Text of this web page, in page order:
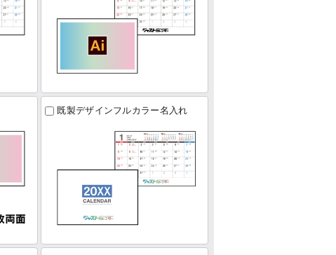
既製デザインフルカラー名入れ